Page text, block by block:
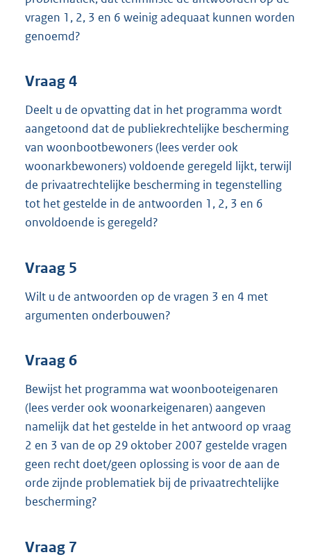
vragen 1, 2, 3 en 6 weinig adequaat kunnen worden
genoemd?
Vraag 4
Deelt u de opvatting dat in het programma wordt
aangetoond dat de publiekrechtelijke bescherming
van woonbootbewoners (lees verder ook
woonarkbewoners) voldoende geregeld lijkt, terwijl
de privaatrechtelijke bescherming in tegenstelling
tot het gestelde in de antwoorden 1, 2, 3 en 6
onvoldoende is geregeld?
Vraag 5
Wilt u de antwoorden op de vragen 3 en 4 met
argumenten onderbouwen?
Vraag 6
Bewijst het programma wat woonbooteigenaren
(lees verder ook woonarkeigenaren) aangeven
namelijk dat het gestelde in het antwoord op vraag
2 en 3 van de op 29 oktober 2007 gestelde vragen
geen recht doet/geen oplossing is voor de aan de
orde zijnde problematiek bij de privaatrechtelijke
bescherming?
Vraag 7